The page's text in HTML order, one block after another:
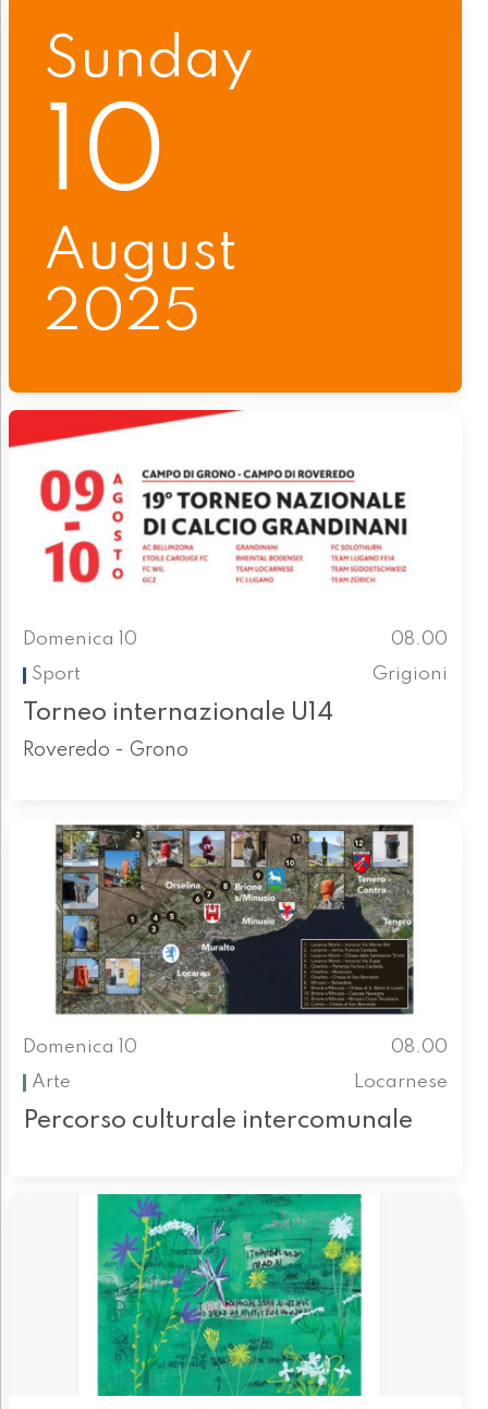
Sunday
10
August
2025
Domenica 10
08.00
Sport
Grigioni
Torneo internazionale U14
Roveredo - Grono
Domenica 10
08.00
Arte
Locarnese
Percorso culturale intercomunale